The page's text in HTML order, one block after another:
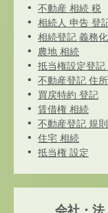
不動産 相続 税
相続人 申告 登
相続登記 義務
農地 相続
抵当権設定登記
不動産登記 住
買戻特約 登記
賃借権 相続
不動産登記 規則
住宅 相続
抵当権 設定
会社・法